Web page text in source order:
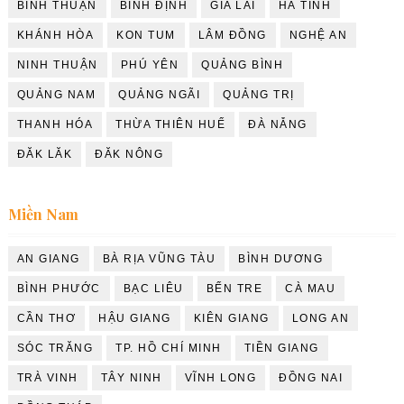
BÌNH THUẬN BÌNH ĐỊNH GIA LAI HÀ TĨNH
KHÁNH HÒA KON TUM LÂM ĐỒNG NGHỆ AN
NINH THUẬN PHÚ YÊN QUẢNG BÌNH
QUẢNG NAM QUẢNG NGÃI QUẢNG TRỊ
THANH HÓA THỪA THIÊN HUẾ ĐÀ NẴNG
ĐĂK LĂK ĐĂK NÔNG
Miền Nam
AN GIANG BÀ RỊA VŨNG TÀU BÌNH DƯƠNG
BÌNH PHƯỚC BẠC LIÊU BẾN TRE CÀ MAU
CẦN THƠ HẬU GIANG KIÊN GIANG LONG AN
SÓC TRĂNG TP. HỒ CHÍ MINH TIỀN GIANG
TRÀ VINH TÂY NINH VĨNH LONG ĐỒNG NAI